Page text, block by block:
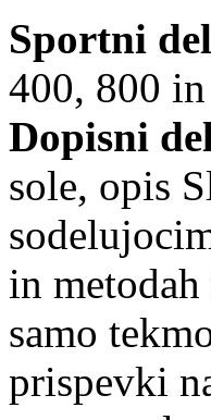
Sportni del
400, 800
Dopisni
sole, opis
in
samo
prispevki